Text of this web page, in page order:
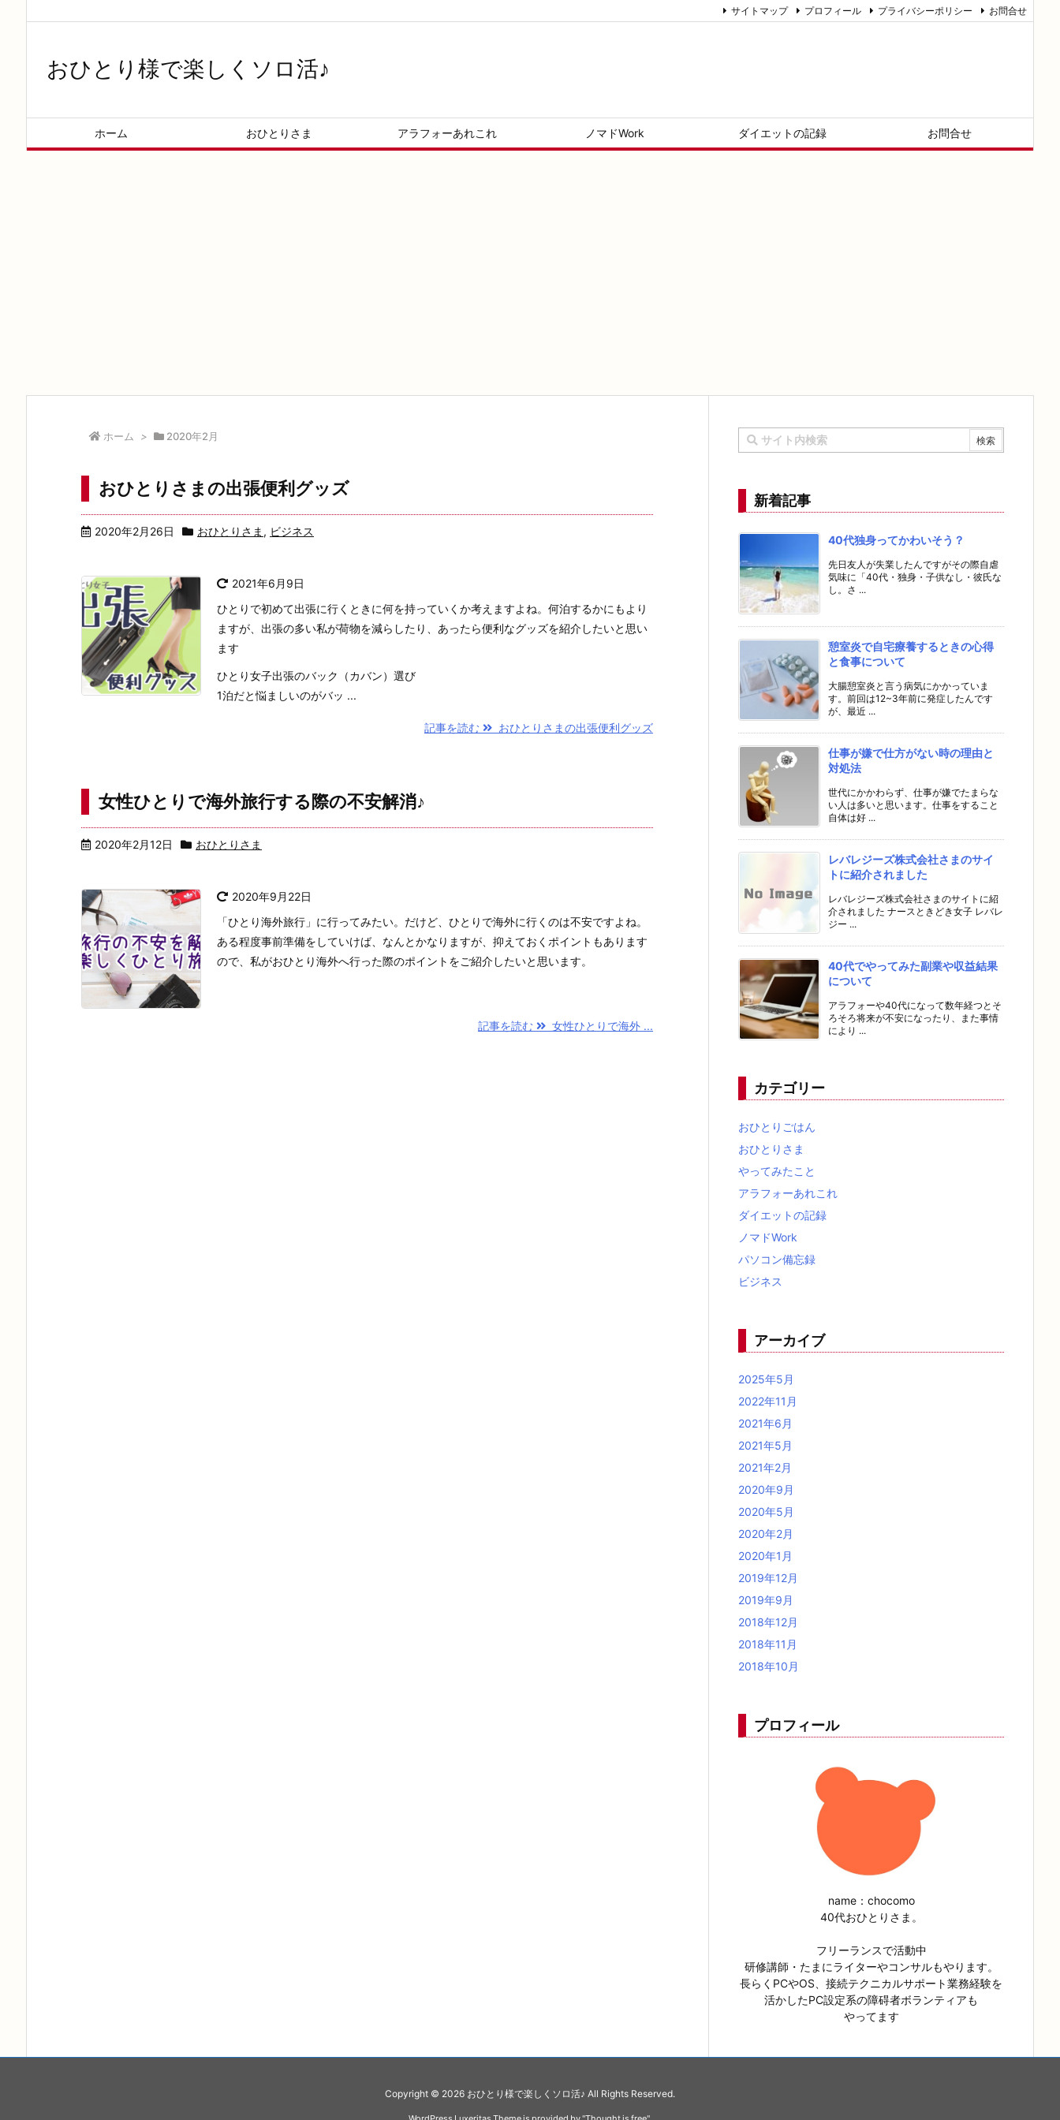
おひとり様で楽しくソロ活♪
ホーム おひとりさま アラフォーあれこれ ノマドWork ダイエットの記録 お問合せ
サイトマップ プロフィール プライバシーポリシー お問合せ
ホーム > 2020年2月
おひとりさまの出張便利グッズ
2020年2月26日 おひとりさま , ビジネス
2021年6月9日
ひとりで初めて出張に行くときに何を持っていくか考えますよね。何泊するかにもより
ますが、出張の多い私が荷物を減らしたり、あったら便利なグッズを紹介したいと思い
ます
ひとり女子出張のバック（カバン）選び
1泊だと悩ましいのがバッ ...
記事を読む おひとりさまの出張便利グッズ
女性ひとりで海外旅行する際の不安解消♪
2020年2月12日 おひとりさま
2020年9月22日
「ひとり海外旅行」に行ってみたい。だけど、ひとりで海外に行くのは不安ですよね。
ある程度事前準備をしていけば、なんとかなりますが、抑えておくポイントもあります
ので、私がおひとり海外へ行った際のポイントをご紹介したいと思います。
記事を読む 女性ひとりで海外 ...
新着記事
40代独身ってかわいそう？
先日友人が失業したんですがその際自虐
気味に「40代・独身・子供なし・彼氏な
し。さ ...
憩室炎で自宅療養するときの心得
と食事について
大腸憩室炎と言う病気にかかっていま
す。前回は12~3年前に発症したんです
が、最近 ...
仕事が嫌で仕方がない時の理由と
対処法
世代にかかわらず、仕事が嫌でたまらな
い人は多いと思います。仕事をすること
自体は好 ...
レバレジーズ株式会社さまのサイ
トに紹介されました
レバレジーズ株式会社さまのサイトに紹
介されました ナースときどき女子 レバレ
ジー ...
40代でやってみた副業や収益結果
について
アラフォーや40代になって数年経つとそ
ろそろ将来が不安になったり、また事情
により ...
カテゴリー
おひとりごはん
おひとりさま
やってみたこと
アラフォーあれこれ
ダイエットの記録
ノマドWork
パソコン備忘録
ビジネス
アーカイブ
2025年5月
2022年11月
2021年6月
2021年5月
2021年2月
2020年9月
2020年5月
2020年2月
2020年1月
2019年12月
2019年9月
2018年12月
2018年11月
2018年10月
プロフィール
name：chocomo
40代おひとりさま。
フリーランスで活動中
研修講師・たまにライターやコンサルもやります。
長らくPCやOS、接続テクニカルサポート業務経験を
活かしたPC設定系の障碍者ボランティアも
やってます
Copyright © 2026 おひとり様で楽しくソロ活♪ All Rights Reserved.